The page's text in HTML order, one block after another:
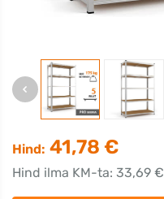
Hind: 41,78 €
Hind ilma KM-ta: 33,69 €